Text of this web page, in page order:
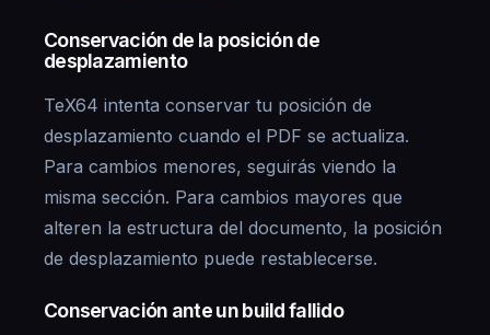
Conservación de la posición de
desplazamiento
TeX64 intenta conservar tu posición de
desplazamiento cuando el PDF se actualiza.
Para cambios menores, seguirás viendo la
misma sección. Para cambios mayores que
alteren la estructura del documento, la posición
de desplazamiento puede restablecerse.
Conservación ante un build fallido